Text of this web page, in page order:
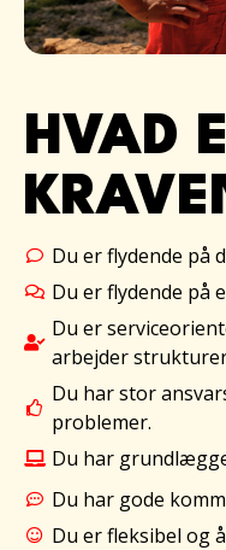
HVAD
Du er flydende på
Du er flydende på
Du er
arbejder
Du har stor
problemer.
Du har
Du har gode
Du er fleksibel og